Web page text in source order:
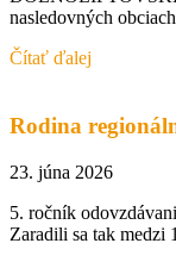
nasledovných
Čítať ďalej
Rodina
23. júna 2026
5. ročník
Zaradili sa tak